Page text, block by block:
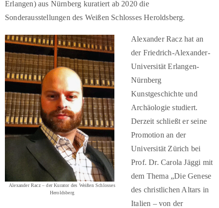
Erlangen) aus Nürnberg kuratiert ab 2020 die
Sonderausstellungen des Weißen Schlosses Heroldsberg.
Alexander Racz – der Kurator des Weißen Schlosses
Heroldsberg
Alexander Racz hat an
der Friedrich-Alexander-
Universität Erlangen-
Nürnberg
Kunstgeschichte und
Archäologie studiert.
Derzeit schließt er seine
Promotion an der
Universität Zürich bei
Prof. Dr. Carola Jäggi mit
dem Thema „Die Genese
des christlichen Altars in
Italien – von der